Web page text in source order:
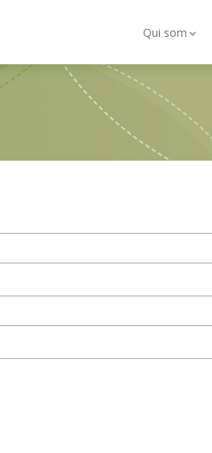
Qui som